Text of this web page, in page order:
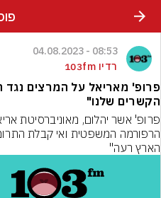
08:53 - 04.08.2023
רדיו 103fm
פרופ' מאריאל על המרצים
הקשרים שלנו"
הארץ רעה"